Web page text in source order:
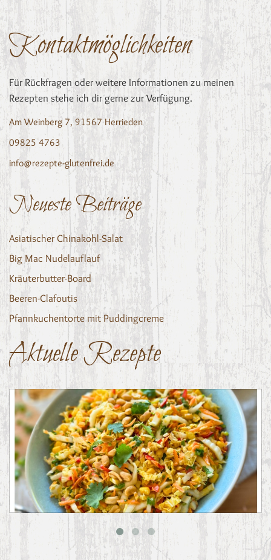
Kontaktmöglichkeiten
Für Rückfragen oder weitere Informationen zu meinen
Rezepten stehe ich dir gerne zur Verfügung.
Am Weinberg 7, 91567 Herrieden
09825 4763
info@rezepte-glutenfrei.de
Neueste Beiträge
Asiatischer Chinakohl-Salat
Big Mac Nudelauflauf
Kräuterbutter-Board
Beeren-Clafoutis
Pfannkuchentorte mit Puddingcreme
Aktuelle Rezepte
Asiatischer Chinakohl-Salat